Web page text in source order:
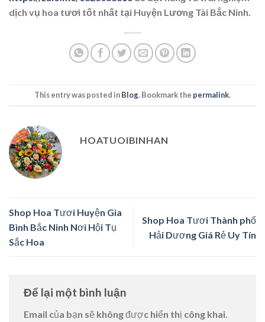
dịch vụ hoa tươi tốt nhất tại Huyện Lương Tài Bắc Ninh.
This entry was posted inBlog. Bookmark the permalink.
HOATUOIBINHAN
Shop Hoa Tươi Huyện Gia
Bình Bắc Ninh Nơi Hội Tụ
Sắc Hoa
Shop Hoa Tươi Thành phố
Hải Dương Giá Rẻ Uy Tín
Để lại một bình luận
Email của bạn sẽ không được hiển thị công khai.